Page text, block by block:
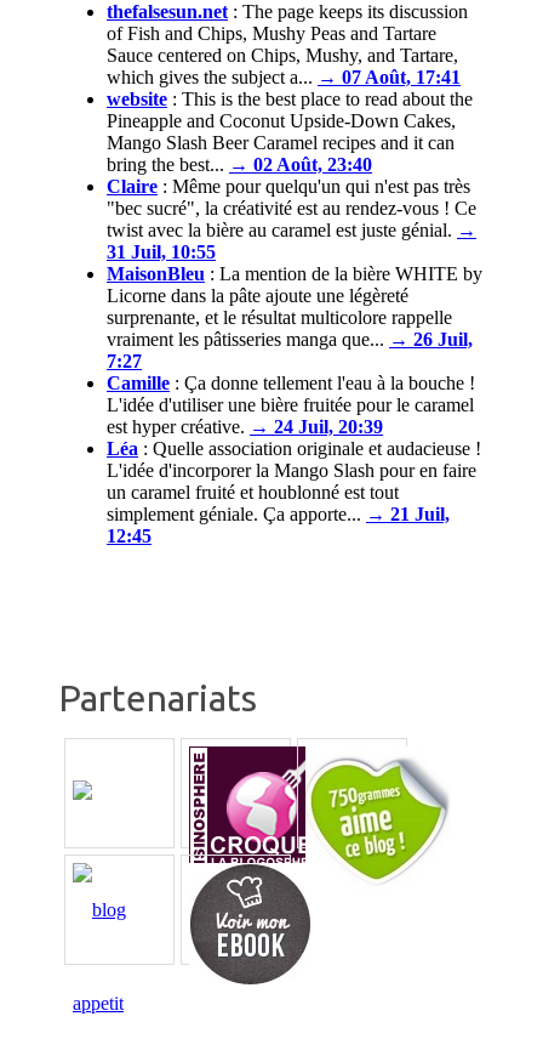
thefalsesun.net : The page keeps its discussion
of Fish and Chips, Mushy Peas and Tartare
Sauce centered on Chips, Mushy, and Tartare,
which gives the subject a... → 07 Août, 17:41
website : This is the best place to read about the
Pineapple and Coconut Upside-Down Cakes,
Mango Slash Beer Caramel recipes and it can
bring the best... → 02 Août, 23:40
Claire : Même pour quelqu'un qui n'est pas très
"bec sucré", la créativité est au rendez-vous ! Ce
twist avec la bière au caramel est juste génial. →
31 Juil, 10:55
MaisonBleu : La mention de la bière WHITE by
Licorne dans la pâte ajoute une légèreté
surprenante, et le résultat multicolore rappelle
vraiment les pâtisseries manga que... → 26 Juil,
7:27
Camille : Ça donne tellement l'eau à la bouche !
L'idée d'utiliser une bière fruitée pour le caramel
est hyper créative. → 24 Juil, 20:39
Léa : Quelle association originale et audacieuse !
L'idée d'incorporer la Mango Slash pour en faire
un caramel fruité et houblonné est tout
simplement géniale. Ça apporte... → 21 Juil,
12:45
Partenariats